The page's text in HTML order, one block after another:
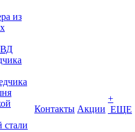
из
стали
Контакты Акции
+
ЕЩЕ